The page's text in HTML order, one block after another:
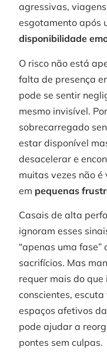
agressivas,
esgotamento após
disponibilidade
O risco não está
falta de presença
pode se sentir
mesmo invisível.
sobrecarregado
estar disponível
desacelerar e
muitas vezes não
em pequenas
Casais de alta
ignoram esses
“apenas uma fase”
sacrifícios. Mas
requer mais do
conscientes,
espaços afetivos
pode ajudar a
pontes sem culpas.